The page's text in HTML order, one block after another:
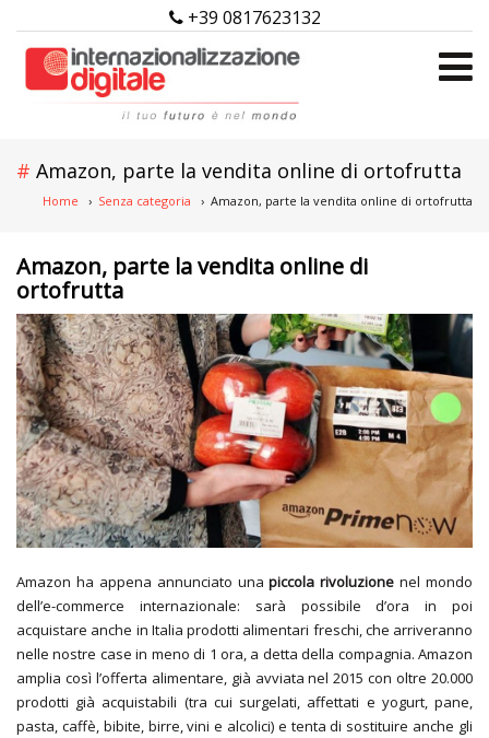
+39 0817623132
Amazon, parte la vendita online di ortofrutta
Home › Senza categoria › Amazon, parte la vendita online di ortofrutta
Amazon, parte la vendita online di
ortofrutta
Amazon ha appena annunciato una piccola rivoluzionenel mondo
dell’e-commerce internazionale: sarà possibile d’ora in poi
acquistare anche in Italia prodotti alimentari freschi, che arriveranno
nelle nostre case in meno di 1 ora, a detta della compagnia. Amazon
amplia così l’offerta alimentare, già avviata nel 2015 con oltre 20.000
prodotti già acquistabili (tra cui surgelati, affettati e yogurt, pane,
pasta, caffè, bibite, birre, vini e alcolici) e tenta di sostituire anche gli